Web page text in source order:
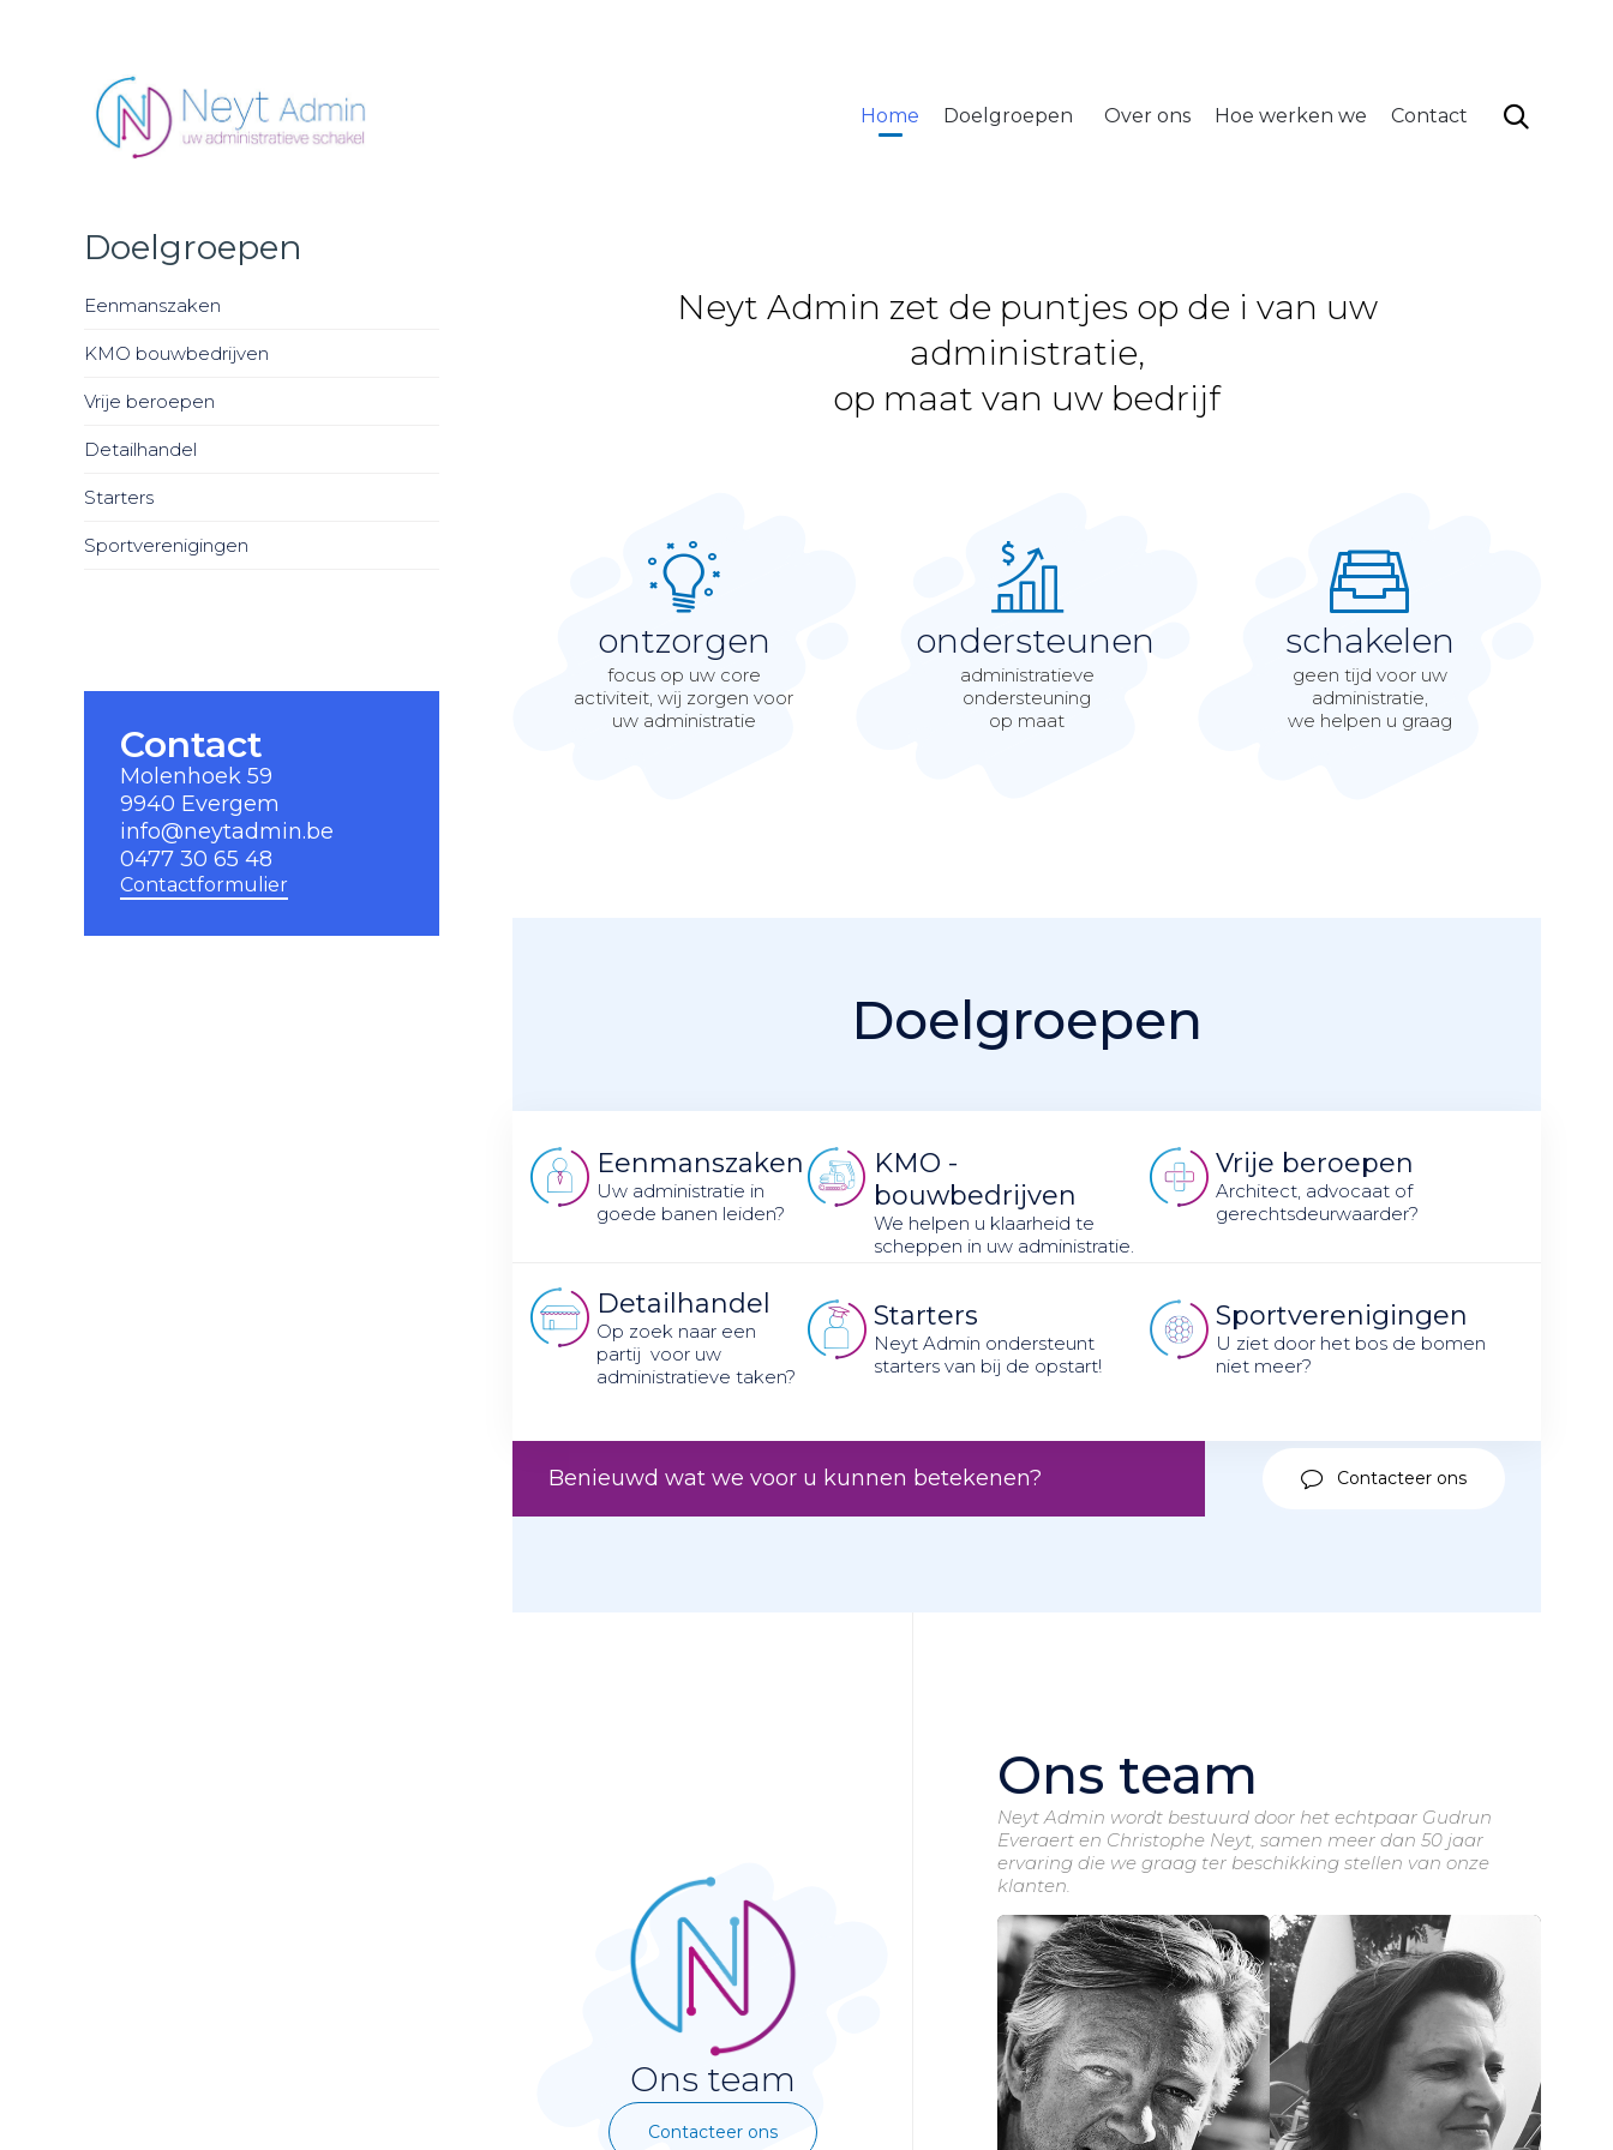
content
Home Doelgroepen Over ons Hoe werken we Contact 
Neyt Admin zet de puntjes op de i van uw
administratie,
op maat van uw bedrijf
ontzorgen
focus op uw core
activiteit, wij zorgen voor
uw administratie
ondersteunen
administratieve
ondersteuning
op maat
schakelen
geen tijd voor uw
administratie,
we helpen u graag
Doelgroepen
Eenmanszaken
Uw administratie in
goede banen leiden?
KMO -
bouwbedrijven
We helpen u klaarheid te
scheppen in uw administratie.
Vrije beroepen
Architect, advocaat of
gerechtsdeurwaarder?
Detailhandel
Op zoek naar een
partij voor uw
administratieve taken?
Starters
Neyt Admin ondersteunt
starters van bij de opstart!
Sportverenigingen
U ziet door het bos de bomen
niet meer?
Benieuwd wat we voor u kunnen betekenen? Contacteer ons
Ons team
Contacteer ons
Ons team
Neyt Admin wordt bestuurd door het echtpaar Gudrun
Everaert en Christophe Neyt, samen meer dan 50 jaar
ervaring die we graag ter beschikking stellen van onze
klanten.
Doelgroepen
Eenmanszaken
KMO bouwbedrijven
Vrije beroepen
Detailhandel
Starters
Sportverenigingen
Contact
Molenhoek 59
9940 Evergem
info@neytadmin.be
0477 30 65 48
Contactformulier